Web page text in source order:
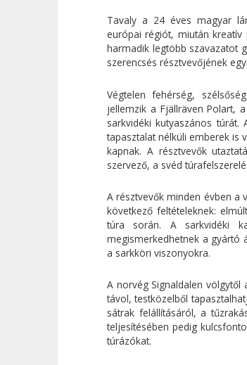
Tavaly a 24 éves magyar
európai régiót, miután
harmadik legtöbb szavazatot
szerencsés résztvevőjének
Végtelen fehérség,
jellemzik a Fjällräven Polart,
sarkvidéki kutyaszános túrát.
tapasztalat nélküli emberek is
kapnak. A résztvevők
szervező, a svéd
A résztvevők minden évben a
következő feltételeknek:
túra során. A sarkvidéki
megismerkedhetnek a gyártó
a sarkköri viszonyokra.
A norvég Signaldalen
távol, testközelből
sátrak felállításáról, a
teljesítésében pedig
túrázókat.